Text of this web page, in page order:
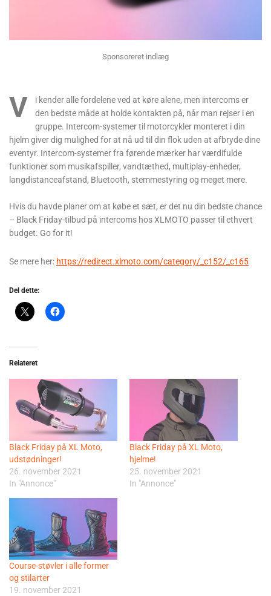
Sponsoreret indlæg
V
i kender alle fordelene ved at køre alene, men intercoms er
den bedste måde at holde kontakten på, når man rejser i en
gruppe. Intercom-systemer til motorcykler monteret i din
hjelm giver dig mulighed for at nå ud til din flok uden at afbryde dine
eventyr. Intercom-systemer fra førende mærker har værdifulde
funktioner som musikafspiller, vandtæthed, multiplay-enheder,
langdistanceafstand, Bluetooth, stemmestyring og meget mere.
Hvis du havde planer om at købe et sæt, er det nu din bedste chance
– Black Friday-tilbud på intercoms hos XLMOTO passer til ethvert
budget. Go for it!
Se mere her: https://redirect.xlmoto.com/category/_c152/_c165
Del dette:
Relateret
Black Friday på XL Moto,
udstødninger!
26. november 2021
In "Annonce"
Black Friday på XL Moto,
hjelme!
25. november 2021
In "Annonce"
Course-støvler i alle former
og stilarter
19. november 2021